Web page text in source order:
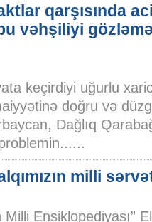
qarşısında
vəhşiliyi
keçirdiyi uğurlu
doğru və
Dağlıq
milli
Ensiklopediyası”